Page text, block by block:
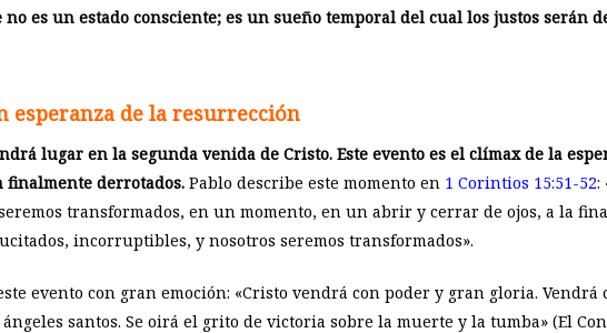
es un estado consciente; es un sueño temporal del cual los justos serán
esperanza de la resurrección
lugar en la segunda venida de Cristo. Este evento es el clímax de la
finalmente derrotados. Pablo describe este momento en 1 Corintios 15:51-52:
transformados, en un momento, en un abrir y cerrar de ojos, a la
incorruptibles, y nosotros seremos transformados».
evento con gran emoción: «Cristo vendrá con poder y gran gloria.
santos. Se oirá el grito de victoria sobre la muerte y la tumba» (El